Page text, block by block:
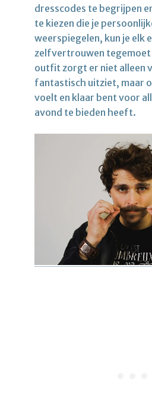
dresscodes te begrijpen
te kiezen die je
weerspiegelen, kun je elk
zelfvertrouwen tegemoet
outfit zorgt er niet alleen
fantastisch uitziet, maar
voelt en klaar bent voor
avond te bieden heeft.